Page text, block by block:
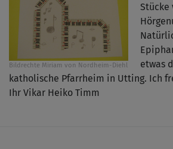
Bildrechte Miriam von Nordheim-Diehl
Stücke
etwas
katholische Pfarrheim in Utting. Ich
Ihr Vikar Heiko Timm